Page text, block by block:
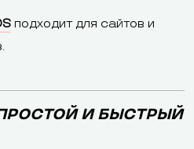
подходит для сайтов и
ПРОСТОЙ И БЫСТРЫЙ